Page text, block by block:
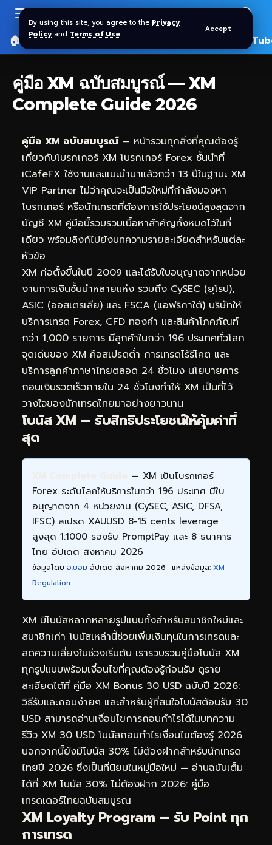
By using this site, you agree to the Privacy
Policy and Terms of Use.
Accept
🏠 หน้าแรก ราคาทอง SPDR 🎬
คู่มือ XM ฉบับสมบูรณ์ — XM
Complete Guide 2026
คู่มือ XM ฉบับสมบูรณ์— หน้ารวมทุกสิ่งที่คุณต้องรู้
เกี่ยวกับโบรกเกอร์ XM โบรกเกอร์ Forex ชั้นนำที่
iCafeFX ใช้งานและแนะนำมาแล้วกว่า 13 ปีในฐานะ XM
VIP Partner ไม่ว่าคุณจะเป็นมือใหม่ที่กำลังมองหา
โบรกเกอร์ หรือนักเทรดที่ต้องการใช้ประโยชน์สูงสุดจาก
บัญชี XM คู่มือนี้รวบรวมเนื้อหาสำคัญทั้งหมดไว้ในที่
เดียว พร้อมลิงก์ไปยังบทความรายละเอียดสำหรับแต่ละ
หัวข้อ
XM ก่อตั้งขึ้นในปี 2009 และได้รับใบอนุญาตจากหน่วย
งานการเงินชั้นนำหลายแห่ง รวมถึง CySEC (ยุโรป),
ASIC (ออสเตรเลีย) และ FSCA (แอฟริกาใต้) บริษัทให้
บริการเทรด Forex, CFD ทองคำ และสินค้าโภคภัณฑ์
กว่า 1,000 รายการ มีลูกค้าในกว่า 196 ประเทศทั่วโลก
จุดเด่นของ XM คือสเปรดต่ำ การเทรดไร้รีโคต และ
บริการลูกค้าภาษาไทยตลอด 24 ชั่วโมง นโยบายการ
ถอนเงินรวดเร็วภายใน 24 ชั่วโมงทำให้ XM เป็นที่ไว้
วางใจของนักเทรดไทยมาอย่างยาวนาน
โบนัส XM — รับสิทธิประโยชน์ให้คุ้มค่าที่
สุด
XM Complete Guide — XM เป็นโบรกเกอร์
Forex ระดับโลกให้บริการในกว่า 196 ประเทศ มีใบ
อนุญาตจาก 4 หน่วยงาน (CySEC, ASIC, DFSA,
IFSC) สเปรด XAUUSD 8-15 cents leverage
สูงสุด 1:1000 รองรับ PromptPay และ 8 ธนาคาร
ไทย อัปเดต สิงหาคม 2026
ข้อมูลโดย อ.บอม อัปเดต สิงหาคม 2026 · แหล่งข้อมูล: XM
Regulation
XM มีโบนัสหลากหลายรูปแบบทั้งสำหรับสมาชิกใหม่และ
สมาชิกเก่า โบนัสเหล่านี้ช่วยเพิ่มเงินทุนในการเทรดและ
ลดความเสี่ยงในช่วงเริ่มต้น เรารวบรวมคู่มือโบนัส XM
ทุกรูปแบบพร้อมเงื่อนไขที่คุณต้องรู้ก่อนรับ ดูราย
ละเอียดได้ที่ คู่มือ XM Bonus 30 USD ฉบับปี 2026:
วิธีรับและถอนง่ายๆ และสำหรับผู้ที่สนใจโบนัสต้อนรับ 30
USD สามารถอ่านเงื่อนไขการถอนกำไรได้ในบทความ
รีวิว XM 30 USD โบนัสถอนกำไรเงื่อนไขต้องรู้ 2026
นอกจากนี้ยังมีโบนัส 30% ไม่ต้องฝากสำหรับนักเทรด
ไทยปี 2026 ซึ่งเป็นที่นิยมในหมู่มือใหม่ — อ่านฉบับเต็ม
ได้ที่ XM โบนัส 30% ไม่ต้องฝาก 2026: คู่มือ
เทรดเดอร์ไทยฉบับสมบูรณ
XM Loyalty Program — รับ Point ทุก
การเทรด